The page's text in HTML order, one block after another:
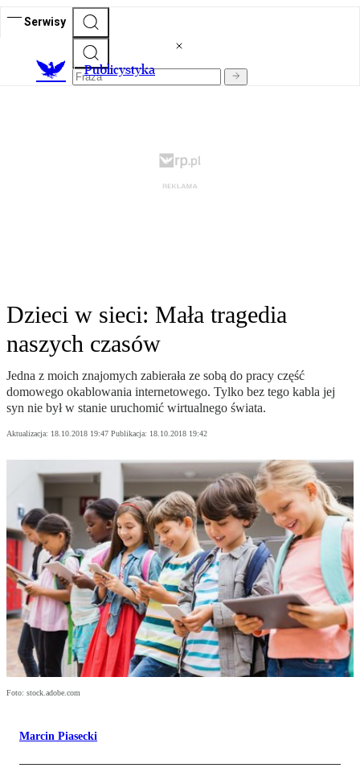
Serwisy
Publicystyka
Dzieci w sieci: Mała tragedia
naszych czasów
Jedna z moich znajomych zabierała ze sobą do pracy część
domowego okablowania internetowego. Tylko bez tego kabla jej
syn nie był w stanie uruchomić wirtualnego świata.
Aktualizacja: 18.10.2018 19:47 Publikacja: 18.10.2018 19:42
Foto: stock.adobe.com
Marcin Piasecki